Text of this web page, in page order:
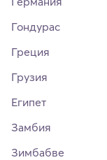
Гондурас
Греция
Грузия
Египет
Замбия
Зимбабве